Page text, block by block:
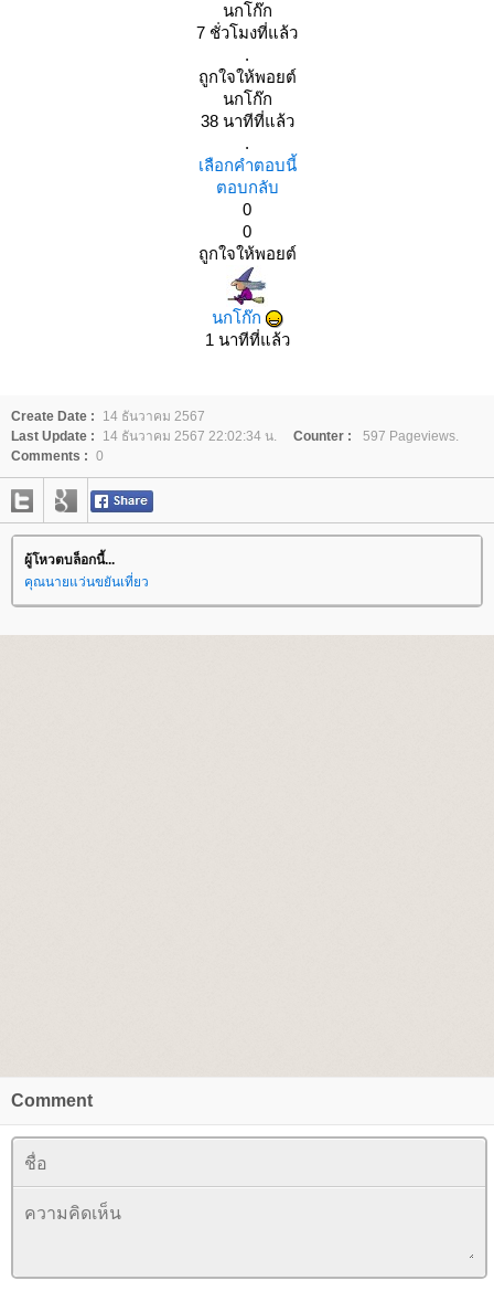
นกโก๊ก
7 ชั่วโมงที่แล้ว
.
ถูกใจให้พอยต์
นกโก๊ก
38 นาทีที่แล้ว
.
เลือกคำตอบนี้
ตอบกลับ
0
0
ถูกใจให้พอยต์
นกโก๊ก
1 นาทีที่แล้ว
Create Date :
14 ธันวาคม 2567
Last Update :
14 ธันวาคม 2567 22:02:34 น. Counter :
597 Pageviews.
Comments : 0
ผู้โหวตบล็อกนี้...
คุณนายแว่นขยันเที่ยว
Comment